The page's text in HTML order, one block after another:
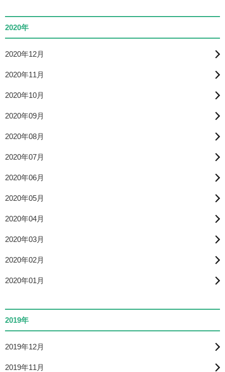
2020年
2020年12月
2020年11月
2020年10月
2020年09月
2020年08月
2020年07月
2020年06月
2020年05月
2020年04月
2020年03月
2020年02月
2020年01月
2019年
2019年12月
2019年11月